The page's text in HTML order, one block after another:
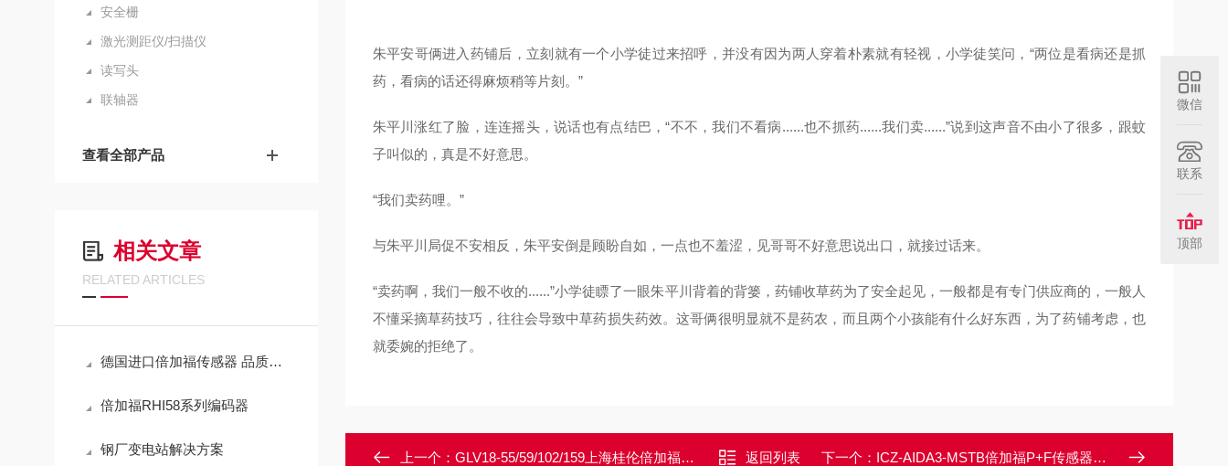
安全栅
激光测距仪/扫描仪
读写头
联轴器
查看全部产品
相关文章
RELATED ARTICLES
德国进口倍加福传感器 品质服务 优质售后就在武汉西尔福
倍加福RHI58系列编码器
钢厂变电站解决方案
朱平安哥俩进入药铺后，立刻就有一个小学徒过来招呼，并没有因为两人穿着朴素就有轻视，小学徒笑问，“两位是看病还是抓
药，看病的话还得麻烦稍等片刻。”
朱平川涨红了脸，连连摇头，说话也有点结巴，“不不，我们不看病......也不抓药......我们卖......”说到这声音不由小了很多，跟蚊
子叫似的，真是不好意思。
“我们卖药哩。”
与朱平川局促不安相反，朱平安倒是顾盼自如，一点也不羞涩，见哥哥不好意思说出口，就接过话来。
“卖药啊，我们一般不收的......”小学徒瞟了一眼朱平川背着的背篓，药铺收草药为了安全起见，一般都是有专门供应商的，一般人
不懂采摘草药技巧，往往会导致中草药损失药效。这哥俩很明显就不是药农，而且两个小孩能有什么好东西，为了药铺考虑，也
就委婉的拒绝了。
上一个： GLV18-55/59/102/159上海桂伦倍加福传感器P+F一级代理 返回列表 下一个： ICZ-AIDA3-MSTB倍加福P+F传感器连接器现货办事处
微信
联系
顶部